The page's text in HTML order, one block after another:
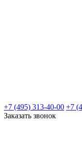
+7 (495) 313-40-00 +7
Заказать звонок